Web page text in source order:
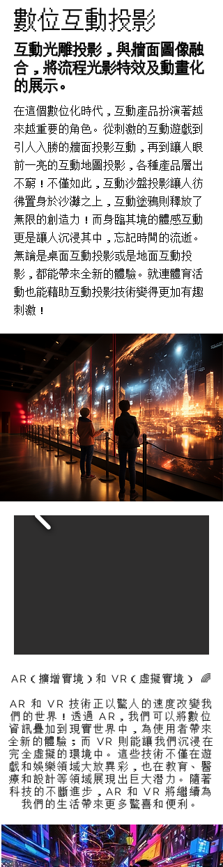
數位互動投影
互動光雕投影，與牆面圖像融
合，將流程光影特效及動畫化
的展示。
在這個數位化時代，互動產品扮演著越
來越重要的角色。從刺激的互動遊戲到
引人入勝的牆面投影互動，再到讓人眼
前一亮的互動地圖投影，各種產品層出
不窮！不僅如此，互動沙盤投影讓人彷
彿置身於沙灘之上，互動塗鴉則釋放了
無限的創造力！而身臨其境的體感互動
更是讓人沉浸其中，忘記時間的流逝。
無論是桌面互動投影或是地面互動投
影，都能帶來全新的體驗。就連體育活
動也能藉助互動投影技術變得更加有趣
刺激！
AR（擴增實境）和 VR（虛擬實境） 🌈
AR 和 VR 技術正以驚人的速度改變我
們的世界！透過 AR，我們可以將數位
資訊疊加到現實世界中，為使用者帶來
全新的體驗；而 VR 則能讓我們沉浸在
完全虛擬的環境中。這些技術不僅在遊
戲和娛樂領域大放異彩，也在教育、醫
療和設計等領域展現出巨大潛力。隨著
科技的不斷進步，AR 和 VR 將繼續為
我們的生活帶來更多驚喜和便利。